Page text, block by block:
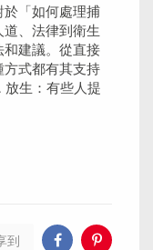
「如何處理捕
、法律到衛生
建議。從直接
式都有其支持
生：有些人提
到